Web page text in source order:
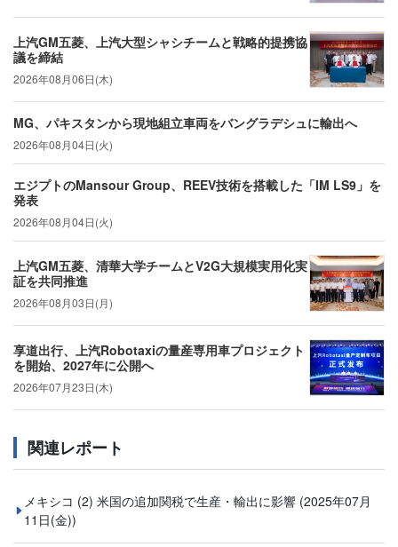
上汽GM五菱、上汽大型シャシチームと戦略的提携協
議を締結
2026年08月06日(木)
MG、パキスタンから現地組立車両をバングラデシュに輸出へ
2026年08月04日(火)
エジプトのMansour Group、REEV技術を搭載した「IM LS9」を
発表
2026年08月04日(火)
上汽GM五菱、清華大学チームとV2G大規模実用化実
証を共同推進
2026年08月03日(月)
享道出行、上汽Robotaxiの量産専用車プロジェクト
を開始、2027年に公開へ
2026年07月23日(木)
関連レポート
メキシコ (2) 米国の追加関税で生産・輸出に影響 (2025年07月
11日(金))